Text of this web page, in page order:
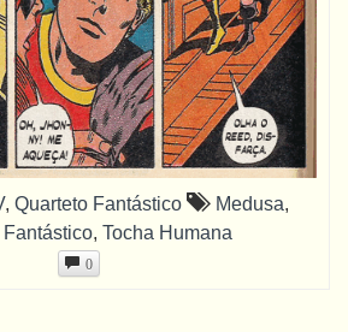
, Quarteto Fantástico Medusa,
, Tocha Humana
0